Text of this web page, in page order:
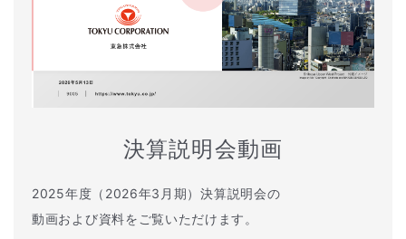
決算説明会動画
2025年度（2026年3月期）決算説明会の
動画および資料をご覧いただけます。